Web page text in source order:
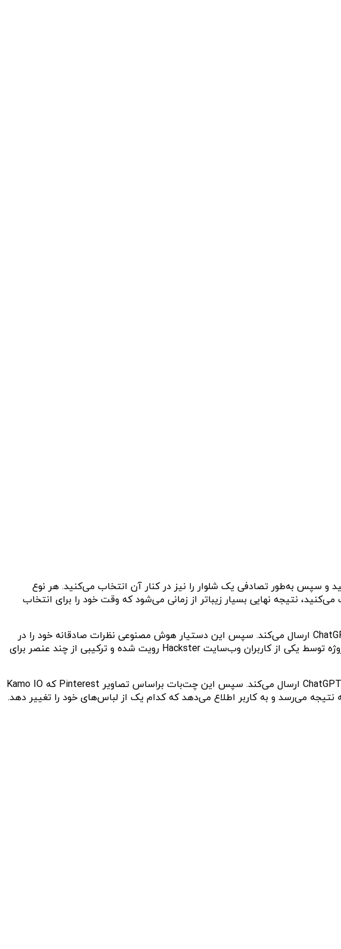
و سپس به‌طور تصادفی یک شلوار را نیز در کنار آن انتخاب می‌کنید. هر نوع
نتیجه نهایی بسیار زیباتر از زمانی می‌شود که وقت خود را برای انتخاب
اخیرا یوتیوبری به نام Kamo IO دوربینی به آینه خود اضافه کرده است که از ظاهر او عکس می‌گیرد و آن را برای ChatGPT ارسال می‌کند. سپس این دستیار هوش مصنوعی نظرات صادقانه خود را در
مورد پوشش فرد مقابل ارائه می‌دهد و همچنین توصیه می‌کند چه کارهایی برای بهبود استایل خود انجام دهد. این پروژه توسط یکی از کاربران وب‌سایت Hackster رویت شده و ترکیبی از چند عنصر برای
برای انجام این کار، یک دوربین ESP32-CAM به آینه متصل شده است که از کاربر عکس می‌گیرد و جزئیات را برای ChatGPT ارسال می‌کند. سپس این چت‌بات براساس تصاویر Pinterest که Kamo IO